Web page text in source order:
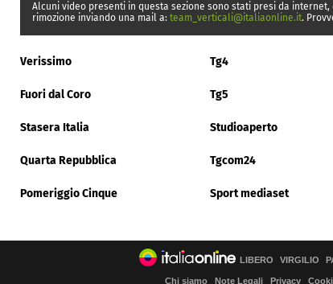
Alcuni video presenti in questa sezione sono stati presi da
rimozione inviando una mail a: team_verticali@italiaonline.it.
Verissimo Tg4
Fuori dal Coro Tg5
Stasera Italia Studioaperto
Quarta Repubblica Tgcom24
Pomeriggio Cinque Sport mediaset
LIBERO VIRGILIO
Chi siamo Note Legali Privacy